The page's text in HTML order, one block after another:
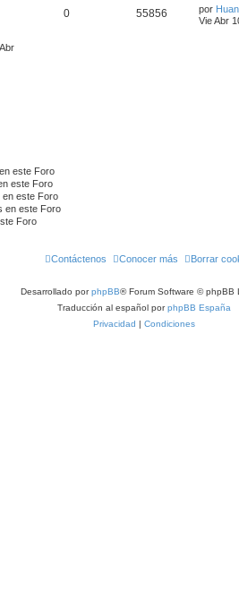
0 55856 por
Vie Abr
este Foro
este Foro
en este Foro
en este Foro
Foro
Borrar
Conocer más
Contáctenos
Desarrollado porphpBB® Forum Software © phpBB
Traducción al español porphpBB España
Privacidad | Condiciones